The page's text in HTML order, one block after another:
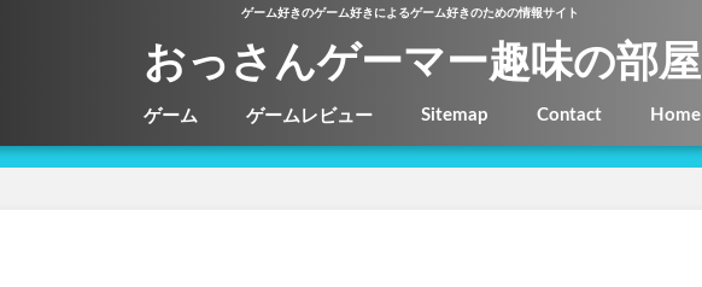
ゲーム好きのゲーム好きによるゲーム好きのための情報サイト
おっさんゲーマー趣味の部屋
ゲーム ゲームレビュー Sitemap Contact Home